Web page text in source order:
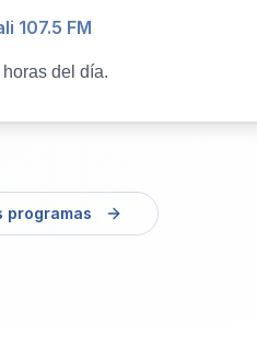
107.5 FM
del día.
programas